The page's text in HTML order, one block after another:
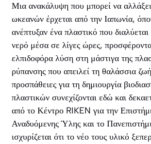
Μια ανακάλυψη που μπορεί να
ωκεανών έρχεται από την Ιαπωνία,
ανέπτυξαν ένα πλαστικό που
νερό μέσα σε λίγες ώρες,
ελπιδοφόρα λύση στη μάστιγα της
ρύπανσης που απειλεί τη θαλάσσια
προσπάθειες για τη δημιουργία
πλαστικών συνεχίζονται εδώ και
από το Κέντρο RIKEN για την
Αναδυόμενης Ύλης και το
ισχυρίζεται ότι το νέο τους υλικό